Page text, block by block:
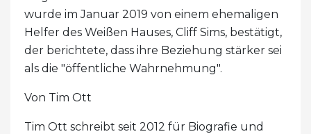
wurde im Januar 2019 von einem ehemaligen
Helfer des Weißen Hauses, Cliff Sims, bestätigt,
der berichtete, dass ihre Beziehung stärker sei
als die "öffentliche Wahrnehmung".
Von Tim Ott
Tim Ott schreibt seit 2012 für Biografie und